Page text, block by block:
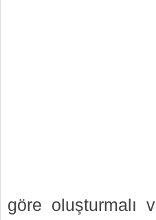
göre oluşturmalı